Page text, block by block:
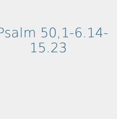
50,1-6.14-
15.23